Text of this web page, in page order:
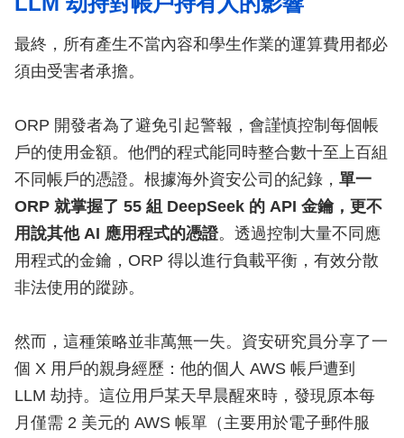
最終，所有產生不當內容和學生作業的運算費用都必
須由受害者承擔。
ORP 開發者為了避免引起警報，會謹慎控制每個帳
戶的使用金額。他們的程式能同時整合數十至上百組
不同帳戶的憑證。根據海外資安公司的紀錄， 單一
ORP 就掌握了 55 組 DeepSeek 的 API 金鑰，更不
用說其他 AI 應用程式的憑證。透過控制大量不同應
用程式的金鑰，ORP 得以進行負載平衡，有效分散
非法使用的蹤跡。
然而，這種策略並非萬無一失。資安研究員分享了一
個 X 用戶的親身經歷：他的個人 AWS 帳戶遭到
LLM 劫持。這位用戶某天早晨醒來時，發現原本每
月僅需 2 美元的 AWS 帳單（主要用於電子郵件服